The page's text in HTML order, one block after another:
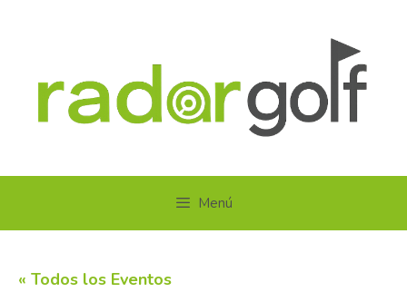
Menú
« Todos los Eventos